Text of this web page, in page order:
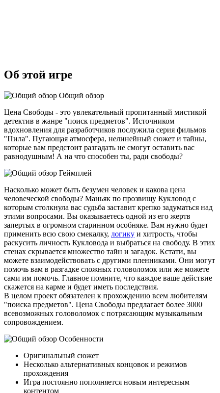
Об этой игре
Общий обзор
Цена Свободы - это увлекательный пропитанный мистикой
детектив в жанре "поиск предметов". Источником
вдохновления для разработчиков послужила серия фильмов
"Пила". Пугающая атмосфера, нелинейный сюжет и тайны,
которые вам предстоит разгадать не смогут оставить вас
равнодушным! А на что способен ты, ради свободы?
Геймплей
Насколько может быть безумен человек и какова цена
человеческой свободы? Маньяк по прозвищу Кукловод с
которым столкнула вас судьба заставит крепко задуматься над
этими вопросами. Вы оказываетесь одной из его жертв
запертых в огромном старинном особняке. Вам нужно будет
применить всю свою смекалку, логику и хитрость, чтобы
раскусить личность Кукловода и выбраться на свободу. В этих
стенах скрывается множество тайн и загадок. Кстати, вы
можете взаимодействовать с другими пленниками. Они могут
помочь вам в разгадке сложных головоломок или же можете
сами им помочь. Главное помните, что каждое ваше действие
скажется на карме и будет иметь последствия.
В целом проект обязателен к прохождению всем любителям
"поиска предметов". Цена Свободы предлагает более 3000
всевозможных головоломок с потрясающим музыкальным
сопровождением.
Особенности
Оригинальный сюжет
Несколько альтернативных концовок и режимов
прохождения
Игра постоянно пополняется новым интересным
контентом